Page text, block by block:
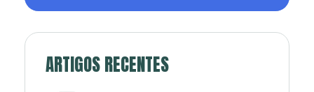
ARTIGOS RECENTES